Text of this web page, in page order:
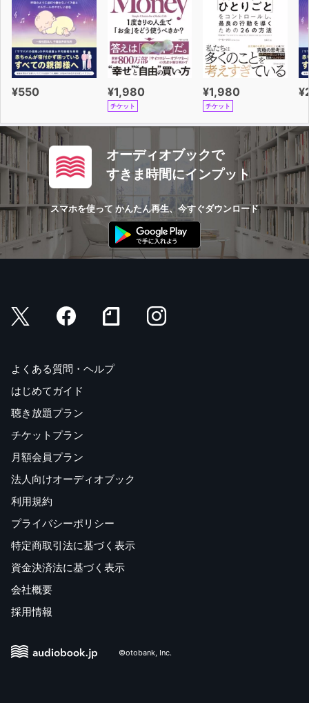
¥550 ¥1,980
チケット
¥1,980
チケット
オーディオブックで
すきま時間にインプット
スマホを使って かんたん再生、今すぐダウンロード
よくある質問・ヘルプ
はじめてガイド
聴き放題プラン
チケットプラン
月額会員プラン
法人向けオーディオブック
利用規約
プライバシーポリシー
特定商取引法に基づく表示
資金決済法に基づく表示
会社概要
採用情報
©otobank, Inc.